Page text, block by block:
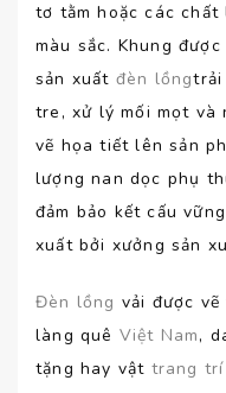
tơ tằm hoặc các chất
màu sắc. Khung
sản xuất đèn lồngtrải
tre, xử lý mối mọt và
vẽ họa tiết lên sản
lượng nan dọc phụ
đảm bảo kết cấu
xuất bởi xưởng sản
Đèn lồng vải được
làng quê Việt Nam,
tặng hay vật trang trí